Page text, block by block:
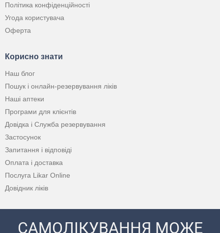
Політика конфіденційності
Угода користувача
Оферта
Корисно знати
Наш блог
Пошук і онлайн-резервування ліків
Наші аптеки
Програми для клієнтів
Довідка і Служба резервування
Застосунок
Запитання і відповіді
Оплата і доставка
Послуга Likar Online
Довідник ліків
САМОЛІКУВАННЯ МОЖЕ